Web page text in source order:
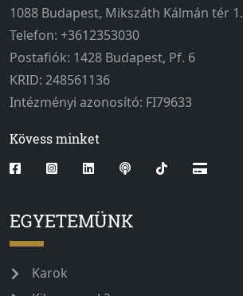
1088 Budapest, Mikszáth Kálmán tér 1.
Telefon: +3612353030
Postafiók: 1428 Budapest, Pf. 6
KRID: 248561136
Intézményi azonosító: FI79633
Kövess minket
EGYETEMÜNK
Karok